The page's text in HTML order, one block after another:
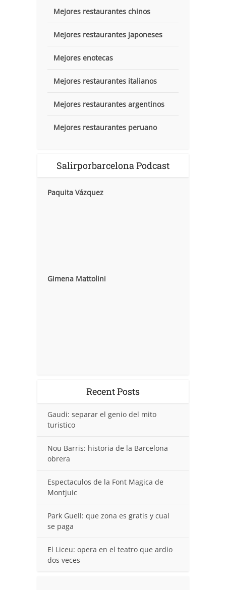
Mejores restaurantes chinos
Mejores restaurantes japoneses
Mejores enotecas
Mejores restaurantes italianos
Mejores restaurantes argentinos
Mejores restaurantes peruano
Salirporbarcelona Podcast
Paquita Vázquez
Gimena Mattolini
Recent Posts
Gaudi: separar el genio del mito
turistico
Nou Barris: historia de la Barcelona
obrera
Espectaculos de la Font Magica de
Montjuic
Park Guell: que zona es gratis y cual
se paga
El Liceu: opera en el teatro que ardio
dos veces